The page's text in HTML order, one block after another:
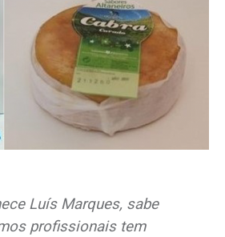
Luís Marques, sabe
profissionais tem